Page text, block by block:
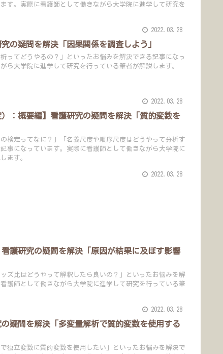
す。実際に看護師として働きながら大学院に進学して研究を
2022.03.28
の疑問を解決「因果関係を調査しよう」
ってどうやるの？」といったお悩みを解決できる記事になっ
ら大学院に進学して研究を行っている筆者が解説します。
2022.03.28
）：概要編】看護研究の疑問を解決「質的変数を
検定ってなに？」「名義尺度や順序尺度はどうやって分析す
事になっています。実際に看護師として働きながら大学院に
ます。
2022.03.28
看護研究の疑問を解決「原因が結果に及ぼす影響
ズ比はどうやって解釈したら良いの？」といったお悩みを解
護師として働きながら大学院に進学して研究を行っている筆
2022.03.28
の疑問を解決「多変量解析で質的変数を使用する
独立変数に質的変数を使用したい」といったお悩みを解決で